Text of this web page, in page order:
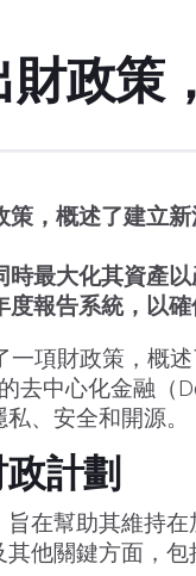
政策
，概述了建立
最大化其資產以
報告系統，以確
一項財政策，概
去中心化金融（
、安全和開源。
計劃
在幫助其維持
他關鍵方面，